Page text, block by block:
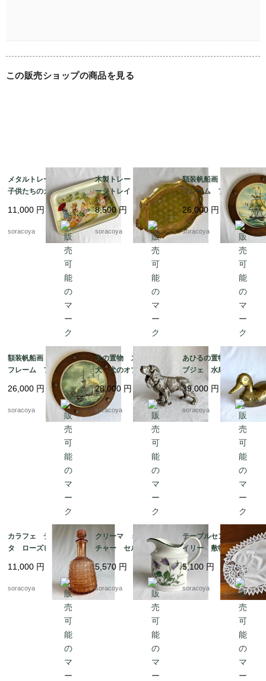
この販売ショップの商品を見る
メタルトレー 大型
子供たちのガーデニン
グ 植え込み お庭ジ
ョーロ花籠 19kwm75
11,000 円
soracoya
木製トレー ヴィンテ
ージトレイ イタリア
ン工芸 取っ手付き
ゴールドグリーン 19ot
m5
8,500円
soracoya
額装帆船画 木製丸型
フレーム フランス
マリン 晴天 航海 19
otm18-2
26,000 円
soracoya
額装帆船画 木製丸型
フレーム フランス
マリン 荒天 航海 1
9otm18-1
26,000 円
soracoya
犬の置物 スパニエル
犬 犬のオブジェ 猟
犬 メタルオブジェ 19
otk30
28,000 円
soracoya
あひるの置物 真鍮オ
ブジェ 水鳥 小物入
れ 19otｍ14-5
39,000 円
soracoya
カラフェ デキャン
タ ローズピンク アー
ルデコ 水差し 19tw
m16
11,000 円
soracoya
クリーマ ミルクピッ
チャー セルトマンヴ
ァイデン ババリア 1
2kwew13
5,570 円
soracoya
テーブルセンター ド
イリー 敷物 レース
リネン オーバル型 12
clec3
5,100 円
soracoya